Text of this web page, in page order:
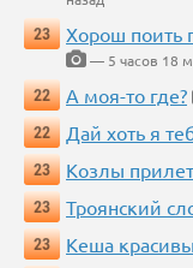
23
Хорош поить
— 5 часов 18
22
А моя-то где?
22
Дай хоть я
23
Козлы
23
Троянский
23
Кеша